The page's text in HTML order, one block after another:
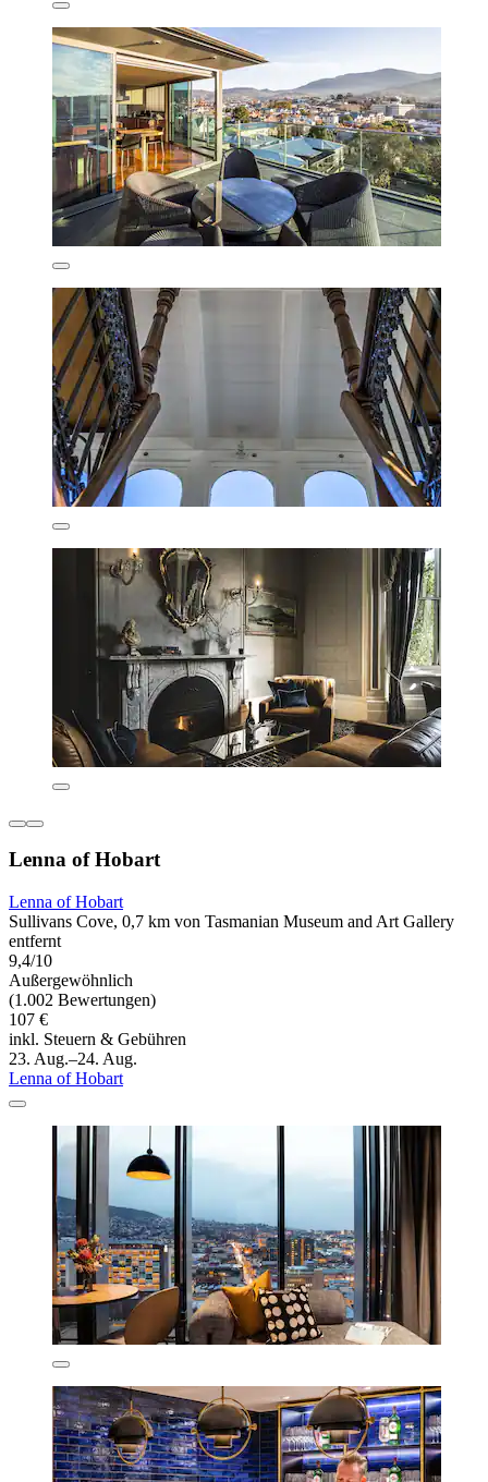
Lenna of Hobart
Lenna of Hobart
Sullivans Cove, 0,7 km von Tasmanian Museum and Art Gallery
entfernt
9,4/10
Außergewöhnlich
(1.002 Bewertungen)
107 €
inkl. Steuern & Gebühren
23. Aug.–24. Aug.
Lenna of Hobart